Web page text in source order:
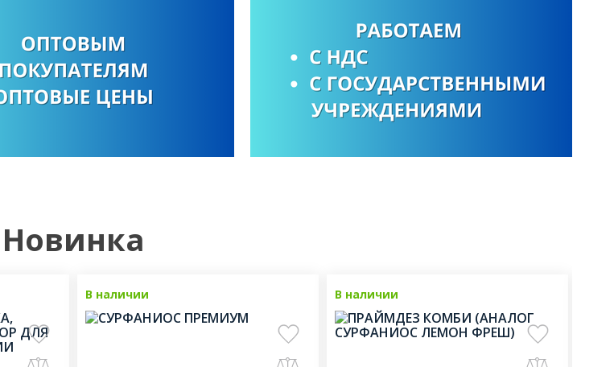
Новинка
В наличии В наличии